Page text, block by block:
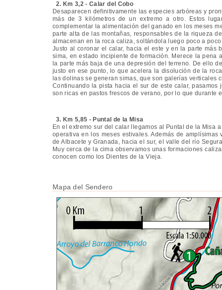
2. Km 3,2 - Calar del Cobo
Desaparecen definitivamente las especies arbóreas y
más de 3 kilómetros de un extremo a otro. Estos
complementar la alimentación del ganado en los meses
parte alta de las montañas, responsables de la riqueza
almacenan en la roca caliza, soltándola luego poco a
Justo al coronar el calar, hacia el este y en la parte más
sima, en estado incipiente de formación. Merece la
la parte más baja de una depresión del terreno. De ello
justo en ese punto, lo que acelera la disolución de la
las dolinas se generan simas, que son galerías verticales
Continuando la pista hacia el sur de este calar,
son ricas en pastos frescos de verano, por lo que
3. Km 5,85 - Puntal de la Misa
En el extremo sur del calar llegamos al Puntal de la Misa
operativa en los meses estivales. Además de
de Albacete y Granada, hacia el sur, el valle del río
Muy cerca de la cima observamos unas formaciones
conocen como los Dientes de la Vieja.
Mapa del Sendero